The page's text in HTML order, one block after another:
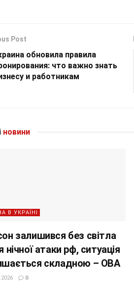
Post
обновила правила
что важно знать
и работникам
новини
В УКРАЇНІ
залишився без світла
нічної атаки рф, ситуація
складною – ОВА
0